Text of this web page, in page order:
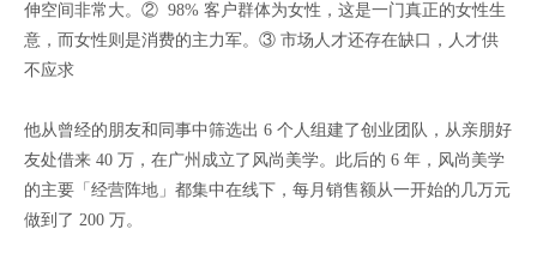
伸空间非常大。② 98% 客户群体为女性，这是一门真正的女性生
意，而女性则是消费的主力军。③ 市场人才还存在缺口，人才供
不应求
他从曾经的朋友和同事中筛选出 6 个人组建了创业团队，从亲朋好
友处借来 40 万，在广州成立了风尚美学。此后的 6 年，风尚美学
的主要「经营阵地」都集中在线下，每月销售额从一开始的几万元
做到了 200 万。